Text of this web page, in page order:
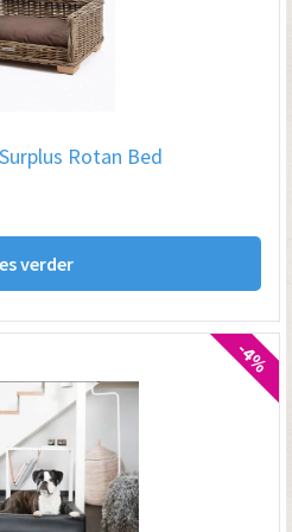
Rotan Bed
verder
-4%